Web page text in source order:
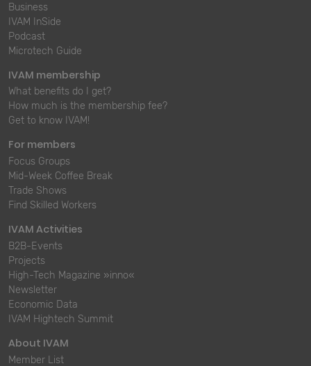
Business
IVAM InSide
Podcast
Microtech Guide
IVAM membership
What benefits do I get?
How much is the membership fee?
Get to know IVAM!
For members
Focus Groups
Mid-Week Coffee Break
Trade Shows
Find Skilled Workers
IVAM Activities
B2B-Events
Projects
High-Tech Magazine »inno«
Newsletter
Economic Data
IVAM Hightech Summit
About IVAM
Member List